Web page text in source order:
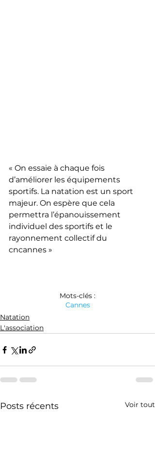
« On essaie à chaque fois
d’améliorer les équipements
sportifs. La natation est un sport
majeur. On espère que cela
permettra l’épanouissement
individuel des sportifs et le
rayonnement collectif du
cncannes »
Mots-clés :
Cannes
Natation
L'association
Posts récents Voir tout